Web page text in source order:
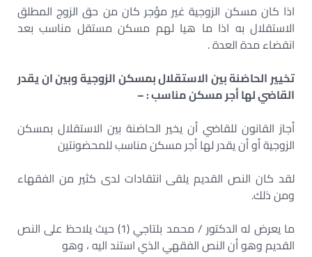
اذا كان مسكن الزوجية غير مؤجر كان من حق الزوج المطلق
الاستقلال به اذا ما هيا لهم مسكن مستقل مناسب بعد
انقضاء مدة العدة .
تخيير الحاضنة بين الاستقلال بمسكن الزوجية وبين ان يقدر
القاضي لها أجر مسكن مناسب: –
أجاز القانون للقاضي أن يخير الحاضنة بين الاستقلال بمسكن
الزوجية أو أن يقدر لها أجر مسكن مناسب للمحضونتین
لقد كان النص القديم يلقى انتقادات لدى كثير من الفقهاء
ومن ذلك.
ما يعرض له الدكتور / محمد بلتاجي (1) حيث يلاحظ على النص
القديم وهو أن النص الفقهي الذي استند اليه ، وهو